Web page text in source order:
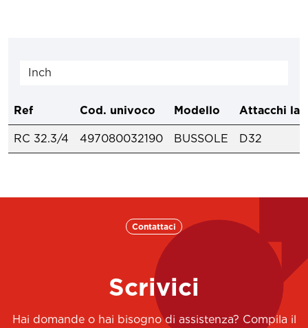
Ref Cod. univoco Modello Attacchi
RC 32.3/4 497080032190 BUSSOLE D32
Contattaci
Scrivici
Hai domande o hai bisogno di assistenza? Compila il